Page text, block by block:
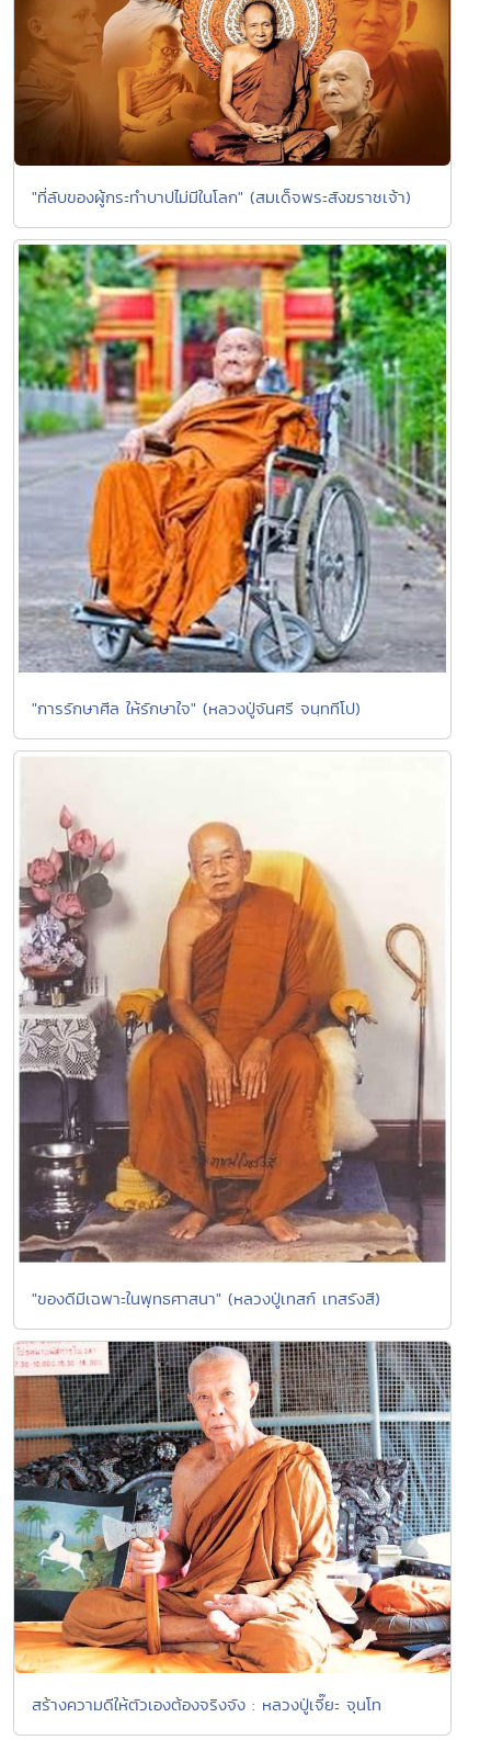
"ที่ลับของผู้กระทำบาปไม่มีในโลก" (สมเด็จพระสังฆราชเจ้า)
"การรักษาศีล ให้รักษาใจ" (หลวงปู่จันศรี จนฺททีโป)
"ของดีมีเฉพาะในพุทธศาสนา" (หลวงปู่เทสก์ เทสรังสี)
สร้างความดีให้ตัวเองต้องจริงจัง : หลวงปู่เจี๊ยะ จุนโท